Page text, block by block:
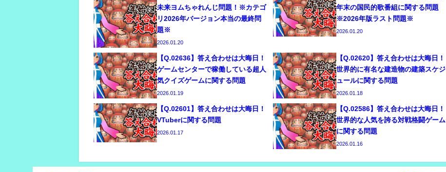
未来ヨムちゃれんじ問題！※カテゴ
リ2026年バージョン本当の最終問
題※
2026.01.20
年末の国民的歌番組に関する問題
※2026年版ラスト問題※
2026.01.20
【Q.02636】答え合わせは大晦日！
ゲームセンターで稼働している超人
気クイズゲームに関する問題
2026.01.19
【Q.02620】答え合わせは大晦日！
世界的に有名な建造物の建築スケジ
ュールに関する問題
2026.01.18
【Q.02601】答え合わせは大晦日！
VTuberに関する問題
2026.01.17
【Q.02586】答え合わせは大晦日！
世界的な人気を誇る対戦格闘ゲーム
に関する問題
2026.01.16